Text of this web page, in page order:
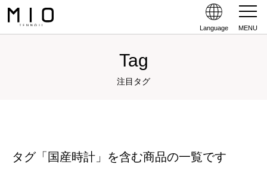
Language MENU
Tag
注目タグ
タグ「国産時計」を含む商品の一覧です